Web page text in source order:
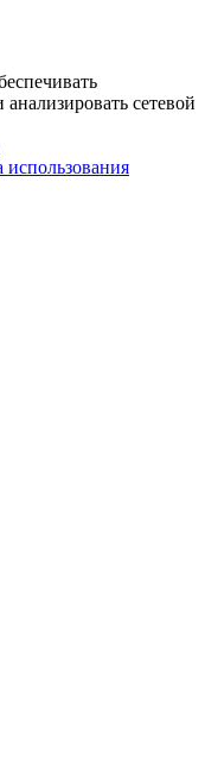
сетевой
использования